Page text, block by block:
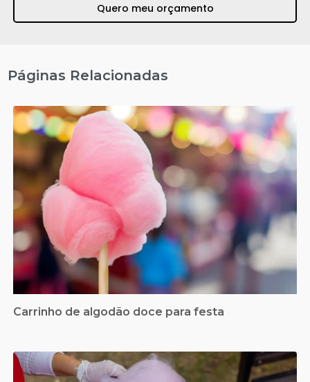
Quero meu orçamento
Páginas Relacionadas
Carrinho de algodão doce para festa